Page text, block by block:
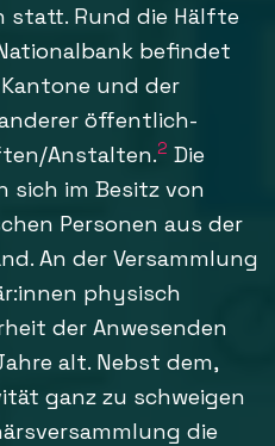
statt. Rund die Hälfte
befindet
und der
öffentlich-
Anstalten.2 Die
sich im Besitz von
Personen aus der
An der Versammlung
physisch
der Anwesenden
alt. Nebst dem,
ganz zu schweigen
die